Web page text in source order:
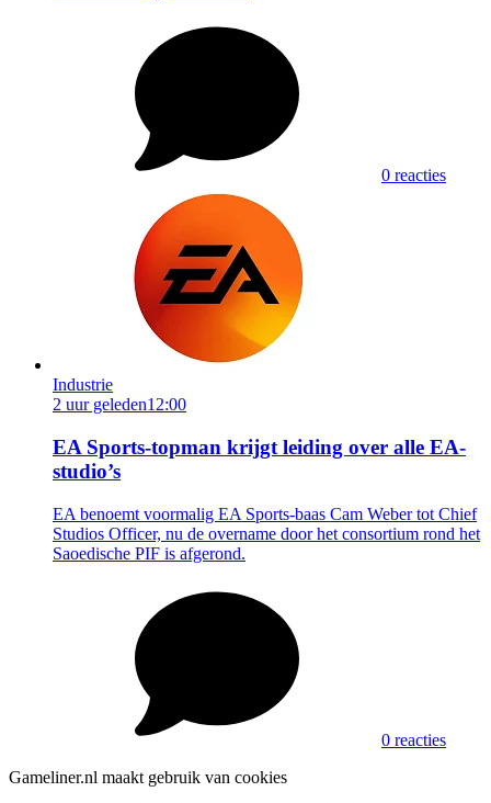
0 reacties
Industrie
2 uur geleden12:00
EA Sports-topman krijgt leiding over alle EA-
studio’s
EA benoemt voormalig EA Sports-baas Cam Weber tot Chief
Studios Officer, nu de overname door het consortium rond het
Saoedische PIF is afgerond.
0 reacties
Gameliner.nl maakt gebruik van cookies